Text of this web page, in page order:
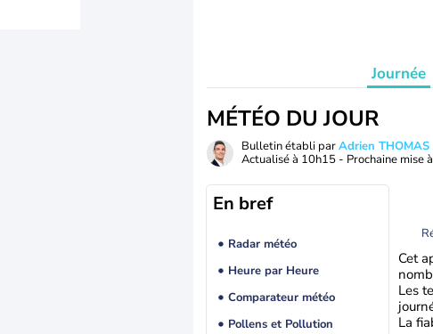
Journée
MÉTÉO DU JOUR
Bulletin établi parAdrien THOMAS
Actualisé à 10h15 - Prochaine mise
En bref
Radar météo
Heure par Heure
Comparateur météo
Pollens et Pollution
Cet
Les
La